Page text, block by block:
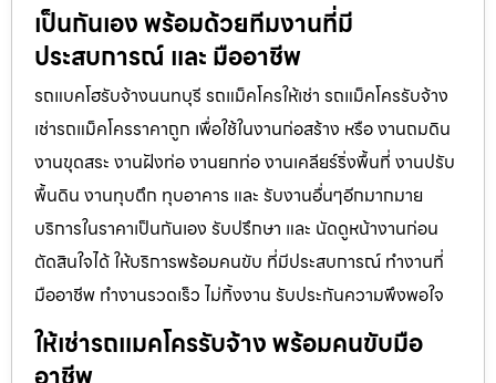
เป็นกันเอง พร้อมด้วยทีมงานที่มี
ประสบการณ์ และ มืออาชีพ
รถแบคโฮรับจ้างนนทบุรี รถแม็คโครให้เช่า รถแม็คโครรับจ้าง
เช่ารถแม็คโครราคาถูก เพื่อใช้ในงานก่อสร้าง หรือ งานถมดิน
งานขุดสระ งานฝังท่อ งานยกท่อ งานเคลียร์ริ่งพื้นที่ งานปรับ
พื้นดิน งานทุบตึก ทุบอาคาร และ รับงานอื่นๆอีกมากมาย
บริการในราคาเป็นกันเอง รับปรึกษา และ นัดดูหน้างานก่อน
ตัดสินใจได้ ให้บริการพร้อมคนขับ ที่มีประสบการณ์ ทำงานที่
มืออาชีพ ทำงานรวดเร็ว ไม่ทิ้งงาน รับประกันความพึงพอใจ
ให้เช่ารถแมคโครรับจ้าง พร้อมคนขับมือ